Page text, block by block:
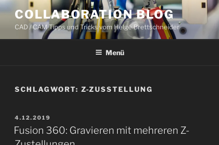
Zum
Inhalt
springen
COLLABORATION BLOG
CAD / CAM Tipps und Tricks vom Helge Brettschneider
Menü
SCHLAGWORT: Z-ZUSSTELLUNG
VERÖFFENTLICHT
AM
4.12.2019
Fusion 360: Gravieren mit mehreren Z-